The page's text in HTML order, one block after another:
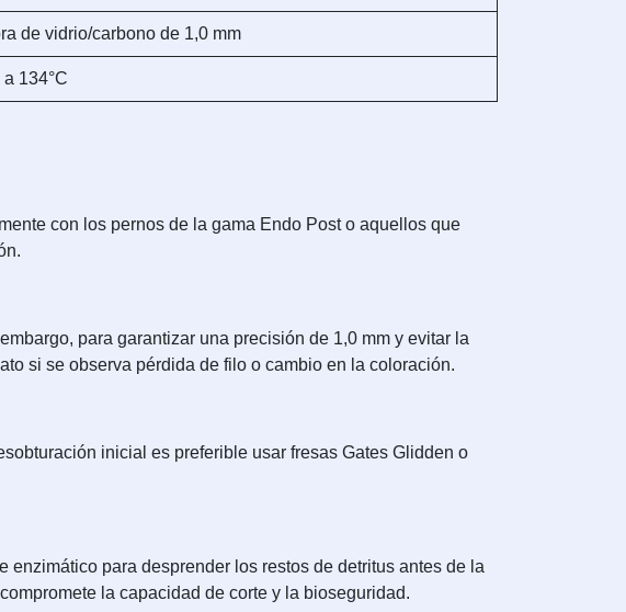
de vidrio/carbono de 1,0 mm
134°C
con los pernos de la gama Endo Post o aquellos que
para garantizar una precisión de 1,0 mm y evitar la
si se observa pérdida de filo o cambio en la coloración.
inicial es preferible usar fresas Gates Glidden o
para desprender los restos de detritus antes de la
la capacidad de corte y la bioseguridad.